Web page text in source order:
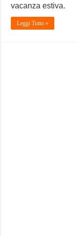
vacanza estiva.
Leggi Tutto »